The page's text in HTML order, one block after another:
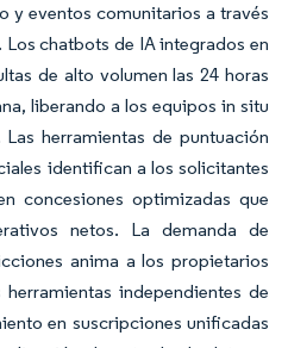
y eventos comunitarios a través
chatbots de IA integrados en
de alto volumen las 24 horas
liberando a los equipos in situ
herramientas de puntuación
identifican a los solicitantes
concesiones optimizadas que
netos. La demanda de
anima a los propietarios
independientes de
en suscripciones unificadas